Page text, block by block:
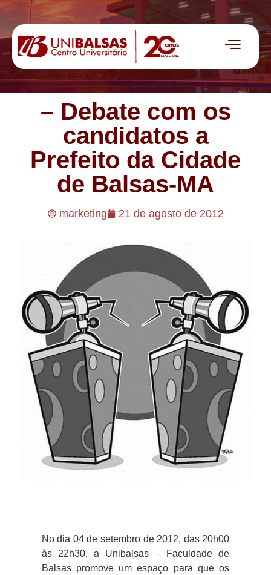
– Debate com os
candidatos a
Prefeito da Cidade
de Balsas-MA
marketing 21 de agosto de 2012
No dia 04 de setembro de 2012, das 20h00
às 22h30, a Unibalsas – Faculdade de
Balsas promove um espaço para que os